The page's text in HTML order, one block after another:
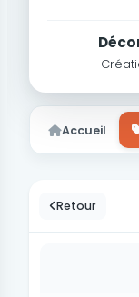
Accueil
Retour